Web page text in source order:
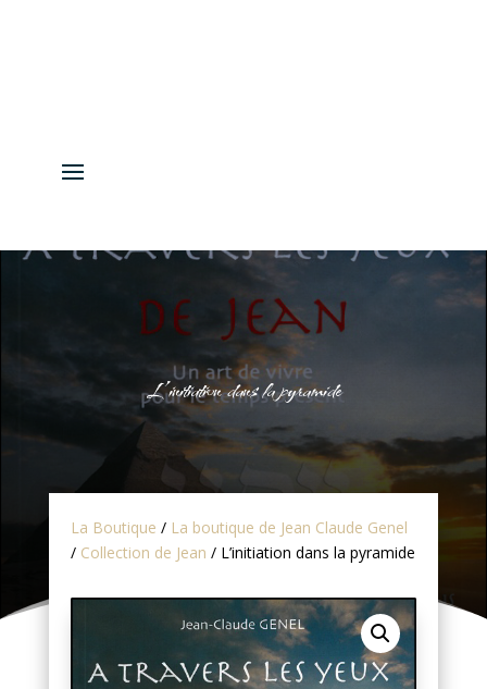
L’initiation dans la pyramide
La Boutique / La boutique de Jean Claude Genel
/ Collection de Jean / L’initiation dans la pyramide